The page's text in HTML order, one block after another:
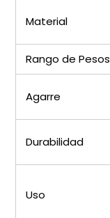
Material
Rango de Pesos
Agarre
Durabilidad
Uso